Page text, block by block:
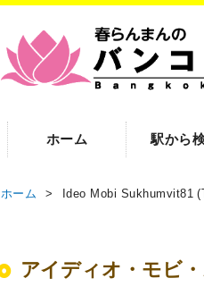
ホーム 駅から
ホーム > Ideo Mobi Sukhumvit81
アイディオ・モビ